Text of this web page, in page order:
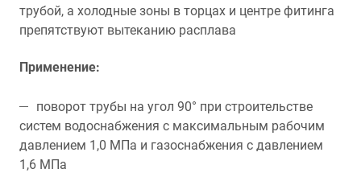
трубой, а холодные зоны в торцах и центре фитинга
препятствуют вытеканию расплава
Применение:
поворот трубы на угол 90° при строительстве
систем водоснабжения с максимальным рабочим
давлением 1,0 МПа и газоснабжения с давлением
1,6 МПа